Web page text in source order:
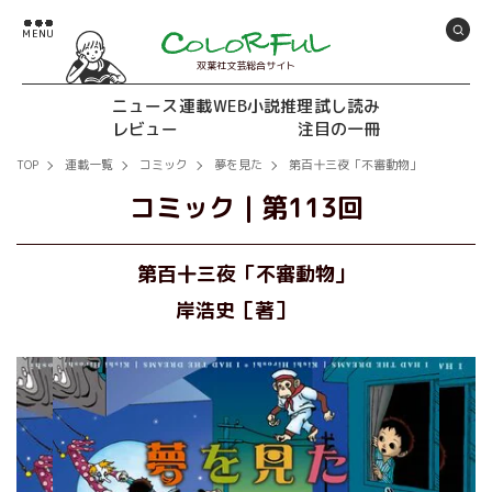
双葉社文芸総合サイト
ニュース連載WEB小説推理試し読み
レビュー
注目の一冊
TOP 連載一覧 コミック 夢を見た 第百十三夜「不審動物」
コミック ｜ 第113回
第百十三夜「不審動物」
岸浩史［著］